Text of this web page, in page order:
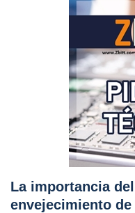
La importancia
envejecimiento